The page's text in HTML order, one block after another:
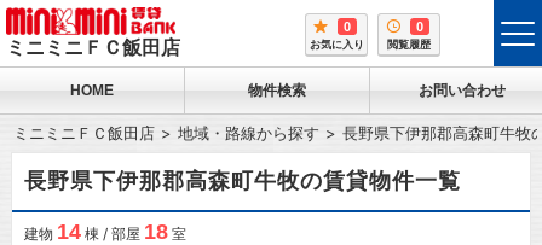
ミニミニＦＣ飯田店
0
お気に入り
0
閲覧履歴
HOME 物件検索 お問い合わせ
ミニミニＦＣ飯田店 地域・路線から探す 長野県下伊那郡高森町牛牧
長野県下伊那郡高森町牛牧の賃貸物件一覧
建物 14棟 / 部屋 18室